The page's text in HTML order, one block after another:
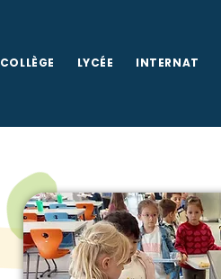
COLLÈGE LYCÉE INTERNAT